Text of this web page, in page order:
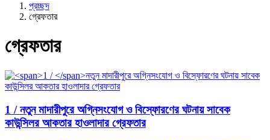
প্রচ্ছদ
গ্রেফতার
গ্রেফতার
1 /নতুন মাদারীপুরে অগ্নিসংযোগ ও বিস্ফোরণের ঘটনায় সাবেক
কাউন্সিলর আকতার হাওলাদার গ্রেফতার